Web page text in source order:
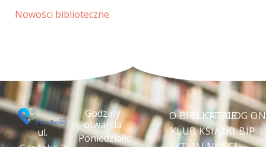
Nowości biblioteczne
ul.
Godziny
otwarcia
Poniedziałki
O BIBLIOTECE
KLUB KSIĄŻKI
KATALOG
BIP